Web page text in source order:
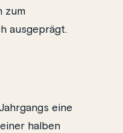
zum
ausgeprägt.
eine
halben